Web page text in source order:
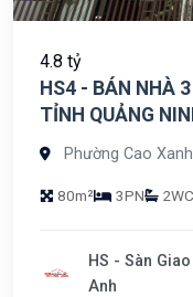
4.8 tỷ
HS4 - BÁN NHÀ
TỈNH QUẢNG
Phường Cao Xanh
80m² 3PN 2WC
HS - Sàn
Anh